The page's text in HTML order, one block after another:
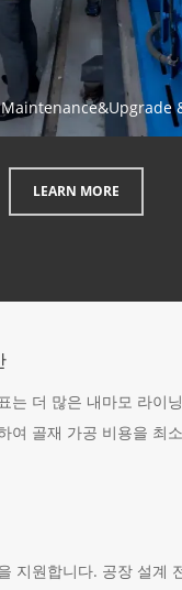
LEARN MORE
는 더 많은 내마모 라이
여 골재 가공 비용을 최
지원합니다. 공장 설계